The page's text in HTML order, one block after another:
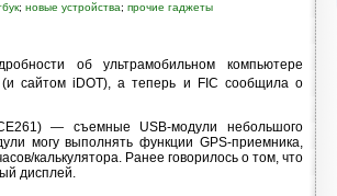
; новые устройства; прочие гаджеты
об ультрамобильном компьютере
(и сайтом iDOT), а теперь и FIC сообщила о
— съемные USB-модули небольшого
могу выполнять функции GPS-приемника,
калькулятора. Ранее говорилось о том, что
дисплей.